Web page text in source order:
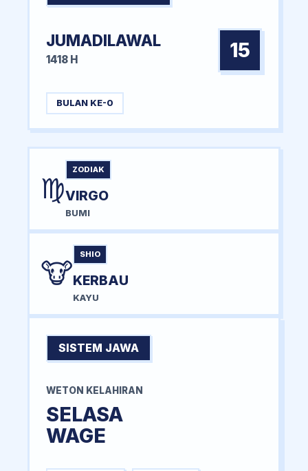
JUMADILAWAL
1418 H 15
BULAN KE-0
♍
ZODIAK
VIRGO
BUMI
🐮
SHIO
KERBAU
KAYU
SISTEM JAWA
WETON KELAHIRAN
SELASA
WAGE